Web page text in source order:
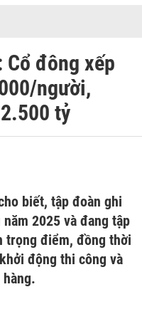
Cổ đông xếp
người,
tỷ
biết, tập đoàn ghi
2025 và đang tập
trọng điểm, đồng thời
động thi công và